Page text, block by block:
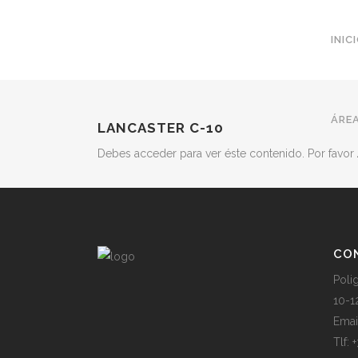
LANCASTER C-10
Debes acceder para ver éste contenido. Por favor
10-
Tlf: